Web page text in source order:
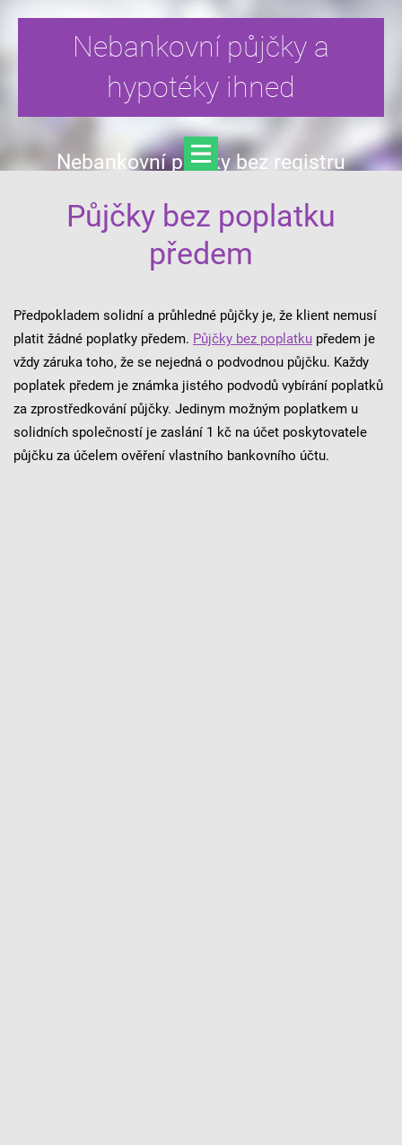
Nebankovní půjčky a
hypotéky ihned
Nebankovní půjčky bez registru
Půjčky bez poplatku
předem
Předpokladem solidní a průhledné půjčky je, že klient nemusí
platit žádné poplatky předem. Půjčky bez poplatkupředem je
vždy záruka toho, že se nejedná o podvodnou půjčku. Každy
poplatek předem je známka jistého podvodů vybírání poplatků
za zprostředkování půjčky. Jedinym možným poplatkem u
solidních společností je zaslání 1 kč na účet poskytovatele
půjčku za účelem ověření vlastního bankovního účtu.